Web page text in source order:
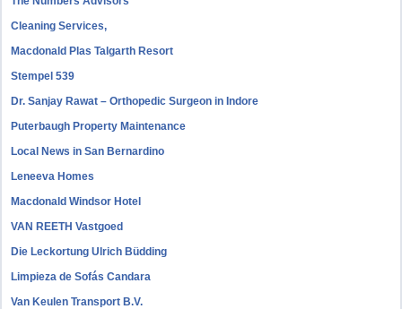
Cleaning Services,
Macdonald Plas Talgarth Resort
Stempel 539
Dr. Sanjay Rawat – Orthopedic Surgeon in Indore
Puterbaugh Property Maintenance
Local News in San Bernardino
Leneeva Homes
Macdonald Windsor Hotel
VAN REETH Vastgoed
Die Leckortung Ulrich Büdding
Limpieza de Sofás Candara
Van Keulen Transport B.V.